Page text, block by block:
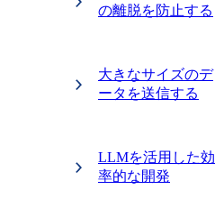
の離脱を防止する
大きなサイズのデ
ータを送信する
LLMを活用した効
率的な開発